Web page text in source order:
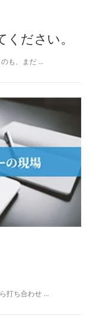
ださい。
も、まだ …
打ち合わせ …